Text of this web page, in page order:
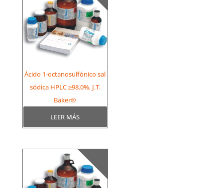
Ácido 1-octanosulfónico sal
sódica HPLC ≥98.0%, J.T.
Baker®
LEER MÁS